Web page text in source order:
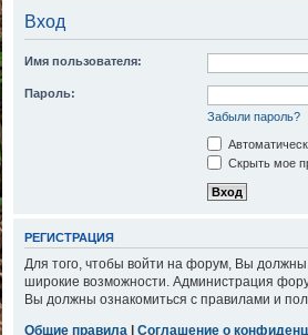
Вход
Имя пользователя:
Пароль:
Забыли пароль?
Скрыть мое
РЕГИСТРАЦИЯ
Для того, чтобы войти на форум, Вы должны
широкие возможности. Администрация
Вы должны ознакомиться с правилами и
Общие правила | Соглашение о